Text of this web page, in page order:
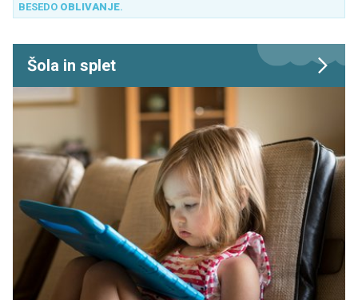
BESEDO OBLIVANJE.
Šola in splet